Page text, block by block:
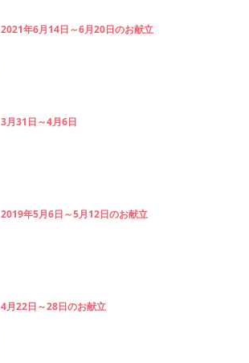
2021年6月14日～6月20日のお献立
3月31日～4月6日
2019年5月6日～5月12日のお献立
4月22日～28日のお献立